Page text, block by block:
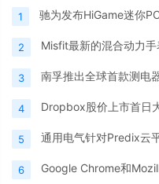
1 驰为发布HiGame迷你
2 Misfit最新的混合动力
3 南孚推出全球首款测电
4 Dropbox股价上市首日
5 通用电气针对Predix云
6 Google Chrome和